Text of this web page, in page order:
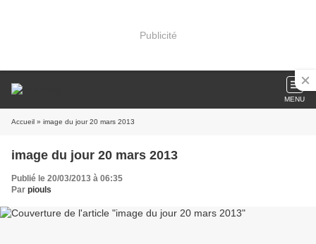
Publicité
MENU
Accueil » image du jour 20 mars 2013
image du jour 20 mars 2013
Publié le 20/03/2013 à 06:35
Par piouls